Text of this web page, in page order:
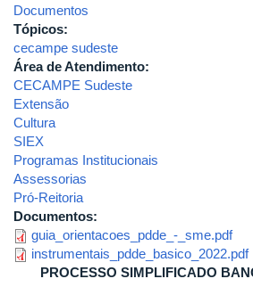
Documentos
Tópicos:
cecampe sudeste
Área de Atendimento:
CECAMPE Sudeste
Extensão
Cultura
SIEX
Programas Institucionais
Assessorias
Pró-Reitoria
Documentos:
guia_orientacoes_pdde_-_sme.pdf
instrumentais_pdde_basico_2022.pdf
PROCESSO SIMPLIFICADO